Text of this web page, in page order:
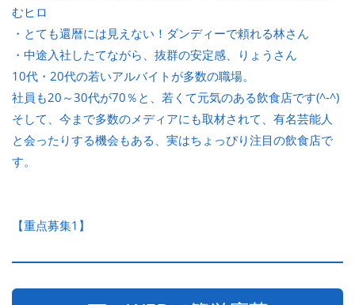
むヒロ
・とても還暦には見えない！ダンディーで頼れる林さん
・中途入社したてながら、抜群の安定感、りょうさん
10代・20代の若いアルバイトが多数の職場。
社員も20～30代が70％と、若くて元気のある飲食店です(^-^)
そして、今まで多数のメディアにも取材されて、有名芸能人
と会ったりする機会もある、実はちょっぴり注目の飲食店で
す。
【重点募集1】